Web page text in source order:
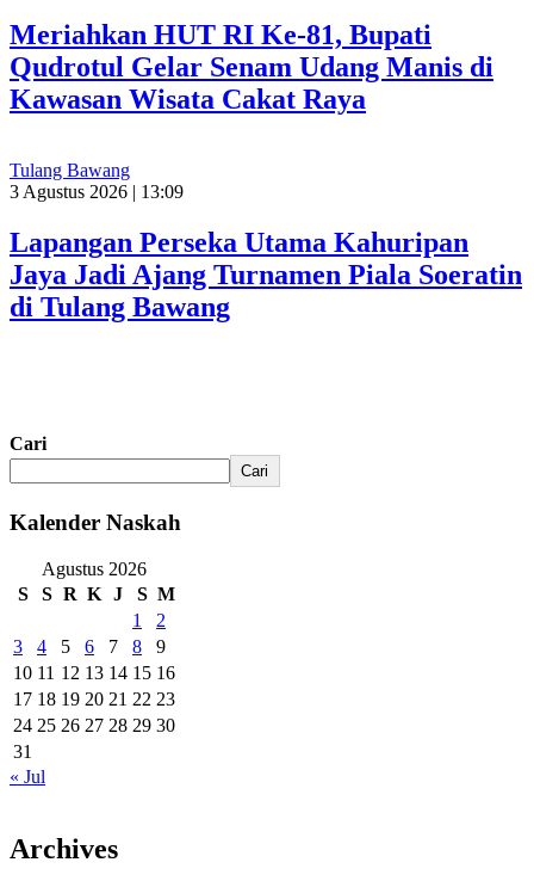
Meriahkan HUT RI Ke-81, Bupati
Qudrotul Gelar Senam Udang Manis di
Kawasan Wisata Cakat Raya
Tulang Bawang
3 Agustus 2026 | 13:09
Lapangan Perseka Utama Kahuripan
Jaya Jadi Ajang Turnamen Piala Soeratin
di Tulang Bawang
Cari
Cari
Kalender Naskah
Agustus 2026
S
S R K J S M
1
2
3
4 5 6 7 8
9
10 11 12 13 14 15 16
17 18 19 20 21 22 23
24 25 26 27 28 29 30
31
« Jul
Archives